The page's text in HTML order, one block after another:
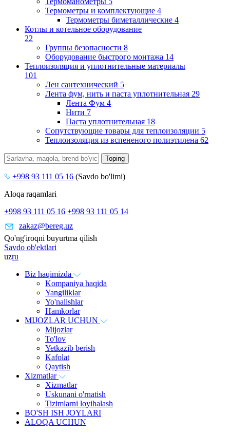
Термометры и комплектующие 4
Термометры биметаллические 4
Котлы и котельное оборудование
22
Группы безопасности 8
Оборудование быстрого монтажа 14
Теплоизоляция и уплотнительные материалы
101
Лен сантехнический 5
Лента фум, нить и паста уплотнительная 29
Лента Фум 4
Нити 7
Паста уплотнительная 18
Сопутствующие товары для теплоизоляции 5
Теплоизоляция из вспененого полиэтилена 62
+998 93 111 05 16 (Savdo bo'limi)
Aloqa raqamlari
+998 93 111 05 16 +998 93 111 05 14
zakaz@bereg.uz
Qo'ng'iroqni buyurtma qilish
Savdo ob'ektlari
uzru
Biz haqimizda
Kompaniya haqida
Yangiliklar
Yo'nalishlar
Hamkorlar
MIJOZLAR UCHUN
Mijozlar
To'lov
Yetkazib berish
Kafolat
Qaytish
Xizmatlar
Xizmatlar
Uskunani o'rnatish
Tizimlarni loyihalash
BO'SH ISH JOYLARI
ALOQA UCHUN